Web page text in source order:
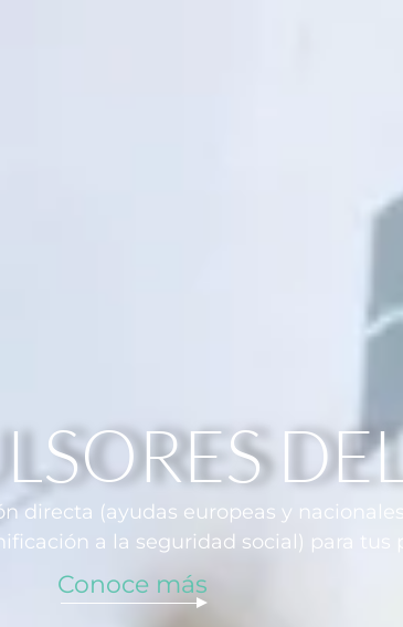
directa (ayudas europeas y
a la seguridad social) para tus
Conoce más